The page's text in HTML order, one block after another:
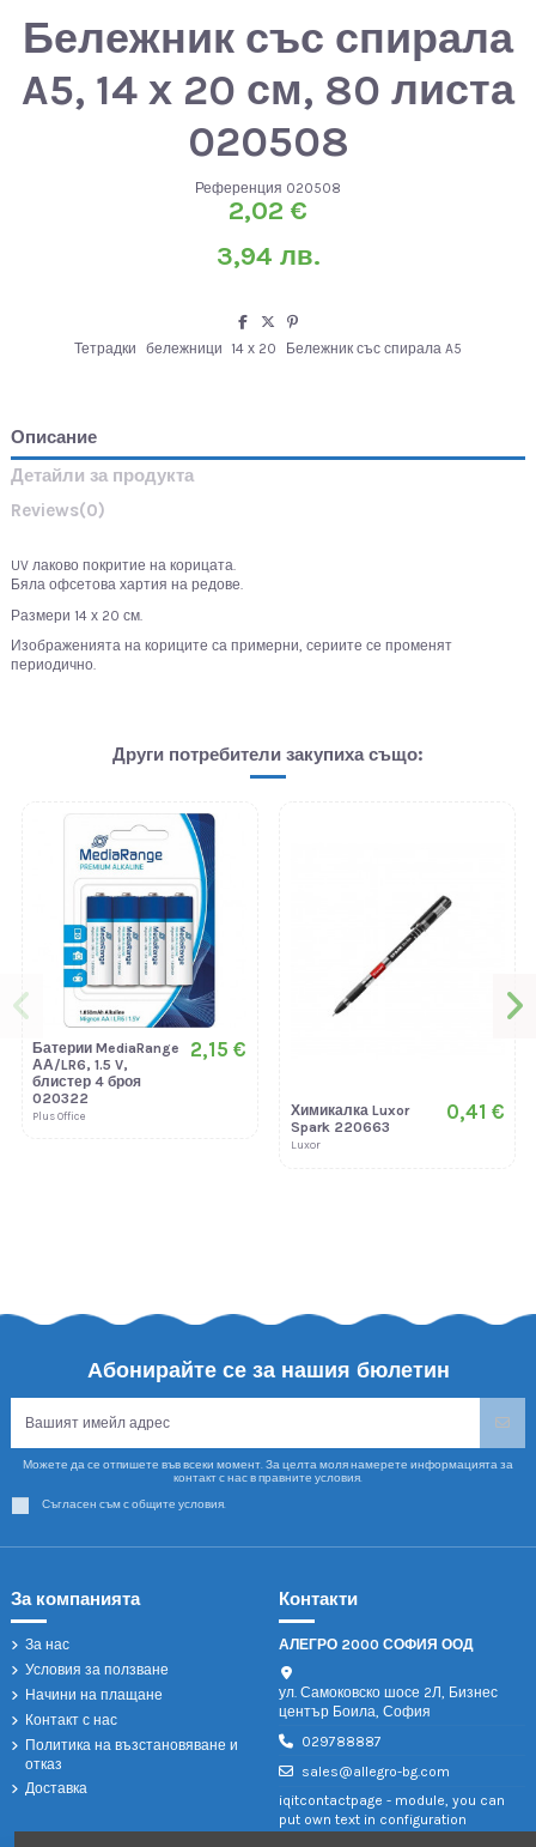
Бележник със спирала
A5, 14 х 20 см, 80 листа
020508
Референция 020508
2,02 €
3,94 лв.
Тетрадки бележници 14 х 20 Бележник със спирала A5
Описание
Детайли за продукта
Reviews(0)
UV лаково покритие на корицата.
Бяла офсетова хартия на редове.
Размери 14 х 20 см.
Изображенията на кориците са примерни, сериите се променят
периодично.
Други потребители закупиха също:
Батерии MediaRange
АА/LR6, 1.5 V,
блистер 4 броя
020322
Plus Office
2,15 €
Химикалка Luxor
Spark 220663
Luxor
0,41 €
Абонирайте се за нашия бюлетин
Можете да се отпишете във всеки момент. За целта моля намерете информацията за
контакт с нас в правните условия.
Съгласен съм с общите условия.
За компанията
За нас
Условия за ползване
Начини на плащане
Контакт с нас
Политика на възстановяване и
отказ
Доставка
Контакти
АЛЕГРО 2000 СОФИЯ ООД
ул. Самоковско шосе 2Л, Бизнес
център Боила, София
029788887
sales@allegro-bg.com
iqitcontactpage - module, you can
put own text in configuration